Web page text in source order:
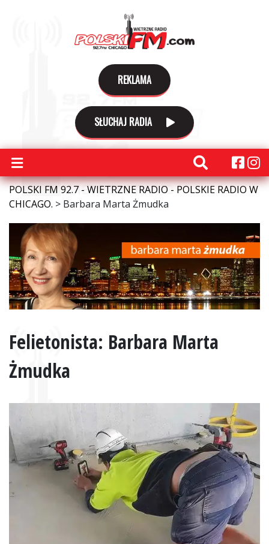
REKLAMA
SŁUCHAJ RADIA
POLSKI FM 92.7 - WIETRZNE RADIO - POLSKIE RADIO W
CHICAGO. > Barbara Marta Żmudka
Felietonista: Barbara Marta
Żmudka